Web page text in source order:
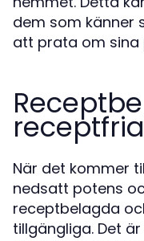
dem som känner
att prata om sina
När det kommer
nedsatt potens
receptbelagda
tillgängliga. Det